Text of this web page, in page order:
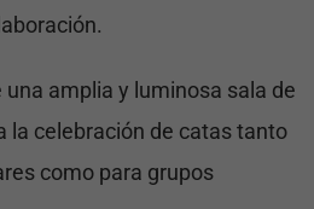
amplia y luminosa sala de
la celebración de catas tanto
como para grupos